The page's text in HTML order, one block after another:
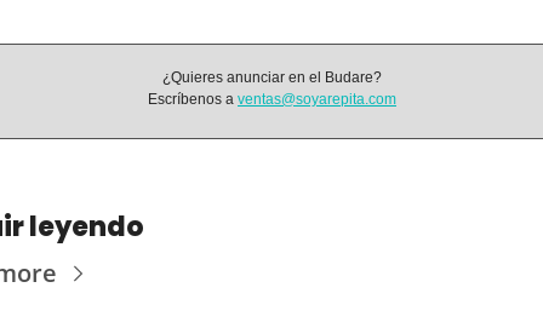
¿Quieres anunciar en el Budare?
Escríbenos a ventas@soyarepita.com
leyendo